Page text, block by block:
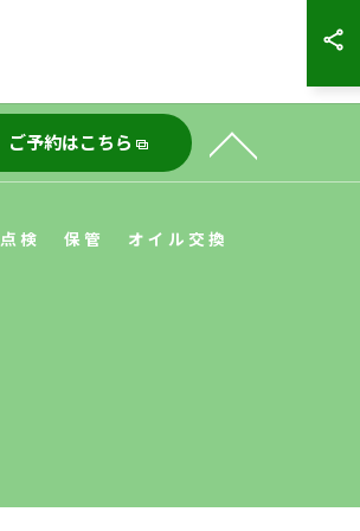
ご予約はこちら
点検 保管
オイル交換